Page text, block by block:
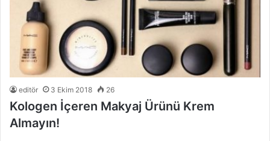
editör 3 Ekim 2018 26
Kologen İçeren Makyaj Ürünü Krem
Almayın!